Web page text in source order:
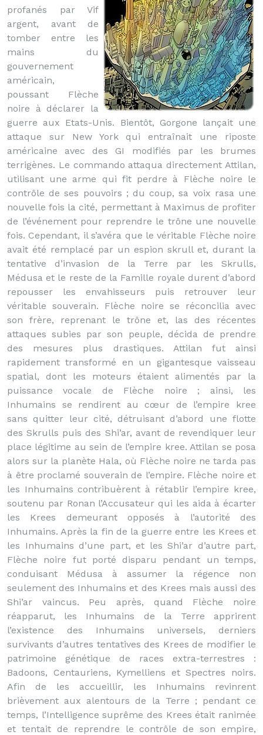
profanés par Vif
argent, avant de
tomber entre les
mains du
gouvernement
américain,
poussant Flèche
noire à déclarer la
guerre aux Etats-Unis. Bientôt, Gorgone lançait une
attaque sur New York qui entraînait une riposte
américaine avec des GI modifiés par les brumes
terrigènes. Le commando attaqua directement Attilan,
utilisant une arme qui fit perdre à Flèche noire le
contrôle de ses pouvoirs ; du coup, sa voix rasa une
nouvelle fois la cité, permettant à Maximus de profiter
de l’événement pour reprendre le trône une nouvelle
fois. Cependant, il s’avéra que le véritable Flèche noire
avait été remplacé par un espion skrull et, durant la
tentative d’invasion de la Terre par les Skrulls,
Médusa et le reste de la Famille royale durent d’abord
repousser les envahisseurs puis retrouver leur
véritable souverain. Flèche noire se réconcilia avec
son frère, reprenant le trône et, las des récentes
attaques subies par son peuple, décida de prendre
des mesures plus drastiques. Attilan fut ainsi
rapidement transformé en un gigantesque vaisseau
spatial, dont les moteurs étaient alimentés par la
puissance vocale de Flèche noire ; ainsi, les
Inhumains se rendirent au cœur de l’empire kree
sans quitter leur cité, détruisant d’abord une flotte
des Skrulls puis des Shi’ar, avant de revendiquer leur
place légitime au sein de l’empire kree. Attilan se posa
alors sur la planète Hala, où Flèche noire ne tarda pas
à être proclamé souverain de l’empire. Flèche noire et
les Inhumains contribuèrent à rétablir l’empire kree,
soutenu par Ronan l’Accusateur qui les aida à écarter
les Krees demeurant opposés à l’autorité des
Inhumains. Après la fin de la guerre entre les Krees et
les Inhumains d’une part, et les Shi’ar d’autre part,
Flèche noire fut porté disparu pendant un temps,
conduisant Médusa à assumer la régence non
seulement des Inhumains et des Krees mais aussi des
Shi’ar vaincus. Peu après, quand Flèche noire
réapparut, les Inhumains de la Terre apprirent
l’existence des Inhumains universels, derniers
survivants d’autres tentatives des Krees de modifier le
patrimoine génétique de races extra-terrestres :
Badoons, Centauriens, Kymelliens et Spectres noirs.
Afin de les accueillir, les Inhumains revinrent
brièvement aux alentours de la Terre ; pendant ce
temps, l’Intelligence suprême des Krees était ranimée
et tentait de reprendre le contrôle de son empire,